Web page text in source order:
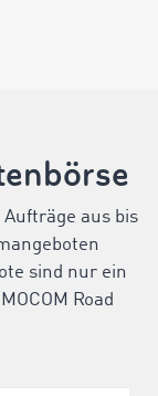
aus bis
sind nur ein
Road